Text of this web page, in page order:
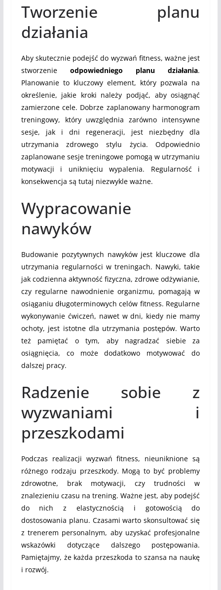
Tworzenie planu
działania
Aby skutecznie podejść do wyzwań fitness, ważne jest
stworzenie odpowiedniego planu działania.
Planowanie to kluczowy element, który pozwala na
określenie, jakie kroki należy podjąć, aby osiągnąć
zamierzone cele. Dobrze zaplanowany harmonogram
treningowy, który uwzględnia zarówno intensywne
sesje, jak i dni regeneracji, jest niezbędny dla
utrzymania zdrowego stylu życia. Odpowiednio
zaplanowane sesje treningowe pomogą w utrzymaniu
motywacji i uniknięciu wypalenia. Regularność i
konsekwencja są tutaj niezwykle ważne.
Wypracowanie
nawyków
Budowanie pozytywnych nawyków jest kluczowe dla
utrzymania regularności w treningach. Nawyki, takie
jak codzienna aktywność fizyczna, zdrowe odżywianie,
czy regularne nawodnienie organizmu, pomagają w
osiąganiu długoterminowych celów fitness. Regularne
wykonywanie ćwiczeń, nawet w dni, kiedy nie mamy
ochoty, jest istotne dla utrzymania postępów. Warto
też pamiętać o tym, aby nagradzać siebie za
osiągnięcia, co może dodatkowo motywować do
dalszej pracy.
Radzenie sobie z
wyzwaniami i
przeszkodami
Podczas realizacji wyzwań fitness, nieuniknione są
różnego rodzaju przeszkody. Mogą to być problemy
zdrowotne, brak motywacji, czy trudności w
znalezieniu czasu na trening. Ważne jest, aby podejść
do nich z elastycznością i gotowością do
dostosowania planu. Czasami warto skonsultować się
z trenerem personalnym, aby uzyskać profesjonalne
wskazówki dotyczące dalszego postępowania.
Pamiętajmy, że każda przeszkoda to szansa na naukę
i rozwój.